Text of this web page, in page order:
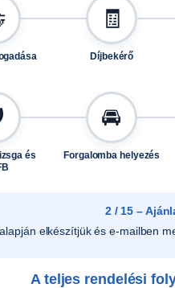
🧾
Díjbekérő
és
🚘
Forgalomba helyezés
2 / 15 –
elkészítjük és e-mailben
A teljes rendelési